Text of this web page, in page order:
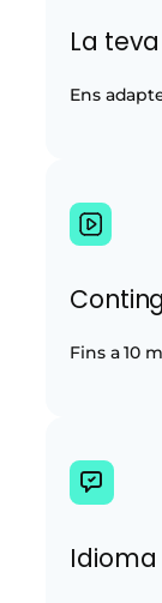
La
Ens
Fins a 10
Idioma